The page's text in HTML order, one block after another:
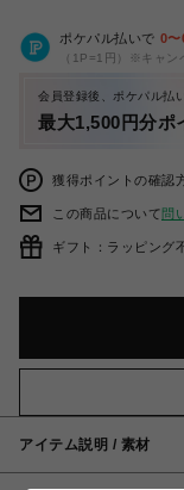
ポケパル払いで 0〜
（1P=1円）※キャン
会員登録後、ポケパル払
最大1,500円分ポ
獲得ポイントの確認
この商品について問
ギフト：ラッピング
アイテム説明 / 素材